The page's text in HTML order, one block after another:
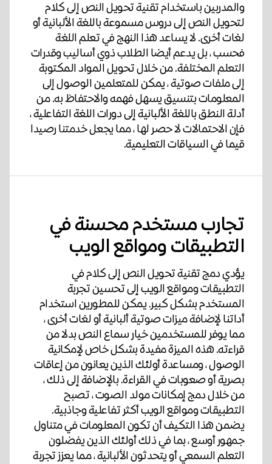
والمدربين باستخدام تقنية تحويل النص إلى كلام
لتحويل النص إلى دروس مسموعة باللغة الألبانية أو
لغات أخرى. لا يساعد هذا النهج في تعلم اللغة
فحسب ، بل يدعم أيضا الطلاب ذوي أساليب وقدرات
التعلم المختلفة. من خلال تحويل المواد المكتوبة
إلى ملفات صوتية ، يمكن للمتعلمين الوصول إلى
المعلومات بتنسيق يسهل فهمه والاحتفاظ به. من
أدلة النطق باللغة الألبانية إلى دورات اللغة التفاعلية ،
فإن الاحتمالات لا حصر لها ، مما يجعل خدمتنا رصيدا
قيما في السياقات التعليمية.
تجارب مستخدم محسنة في
التطبيقات ومواقع الويب
يؤدي دمج تقنية تحويل النص إلى كلام في
التطبيقات ومواقع الويب إلى تحسين تجربة
المستخدم بشكل كبير. يمكن للمطورين استخدام
أداتنا لإضافة ميزات صوتية ألبانية أو لغات أخرى ،
مما يوفر للمستخدمين خيار سماع النص بدلا من
قراءته. هذه الميزة مفيدة بشكل خاص لإمكانية
الوصول ، ومساعدة أولئك الذين يعانون من إعاقات
بصرية أو صعوبات في القراءة. بالإضافة إلى ذلك ،
من خلال دمج إمكانات مولد الصوت ، تصبح
التطبيقات ومواقع الويب أكثر تفاعلية وجاذبية.
يضمن هذا التكيف أن تكون المعلومات في متناول
جمهور أوسع ، بما في ذلك أولئك الذين يفضلون
التعلم السمعي أو يتحدثون الألبانية ، مما يعزز تجربة